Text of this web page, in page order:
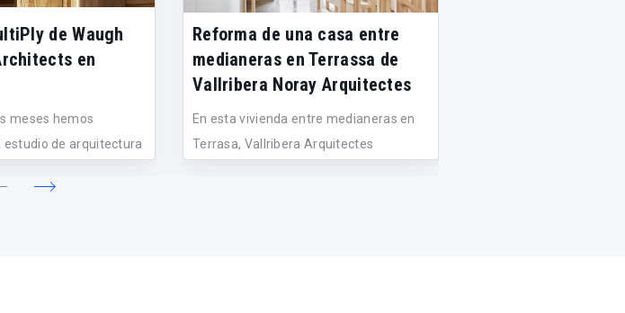
de Waugh
en
meses hemos
estudio de arquitectura
Reforma de una casa entre
medianeras en Terrassa de
Vallribera Noray Arquitectes
En esta vivienda entre medianeras en
Terrasa, Vallribera Arquitectes